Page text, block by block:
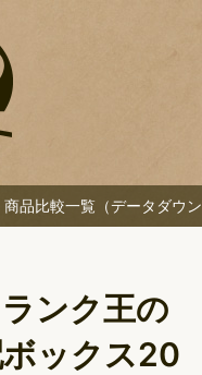
商品比較一覧（データダウ
ンク王の
ボックス20